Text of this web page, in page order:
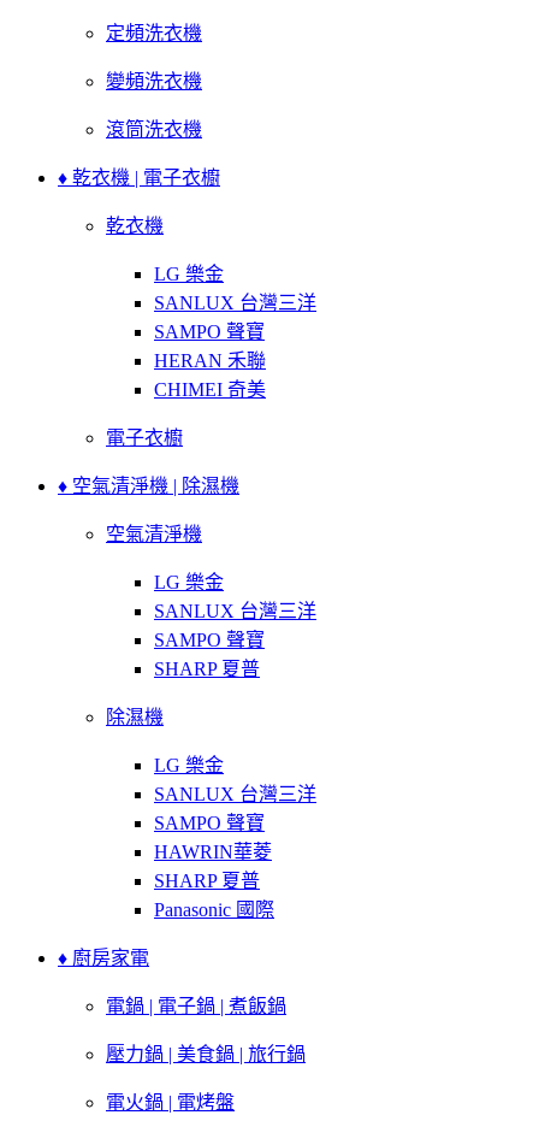
定頻洗衣機
變頻洗衣機
滾筒洗衣機
♦ 乾衣機 | 電子衣櫥
乾衣機
LG 樂金
SANLUX 台灣三洋
SAMPO 聲寶
HERAN 禾聯
CHIMEI 奇美
電子衣櫥
♦ 空氣清淨機 | 除濕機
空氣清淨機
LG 樂金
SANLUX 台灣三洋
SAMPO 聲寶
SHARP 夏普
除濕機
LG 樂金
SANLUX 台灣三洋
SAMPO 聲寶
HAWRIN華菱
SHARP 夏普
Panasonic 國際
♦ 廚房家電
電鍋 | 電子鍋 | 煮飯鍋
壓力鍋 | 美食鍋 | 旅行鍋
電火鍋 | 電烤盤